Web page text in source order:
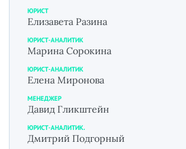
ЮРИСТ
Елизавета Разина
ЮРИСТ-АНАЛИТИК
Марина Сорокина
ЮРИСТ-АНАЛИТИК
Елена Миронова
МЕНЕДЖЕР
Давид Гликштейн
ЮРИСТ-АНАЛИТИК.
Дмитрий Подгорный